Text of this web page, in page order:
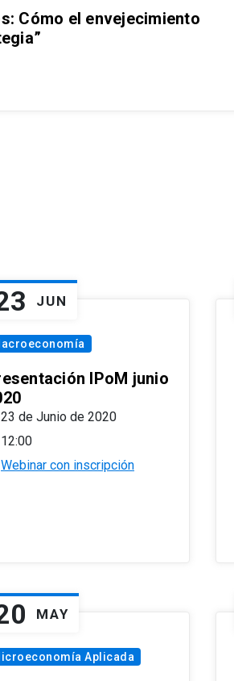
Cómo el envejecimiento
JUN
IPoM junio
23 de Junio de 2020
12:00
Webinar con inscripción
MAY
Aplicada